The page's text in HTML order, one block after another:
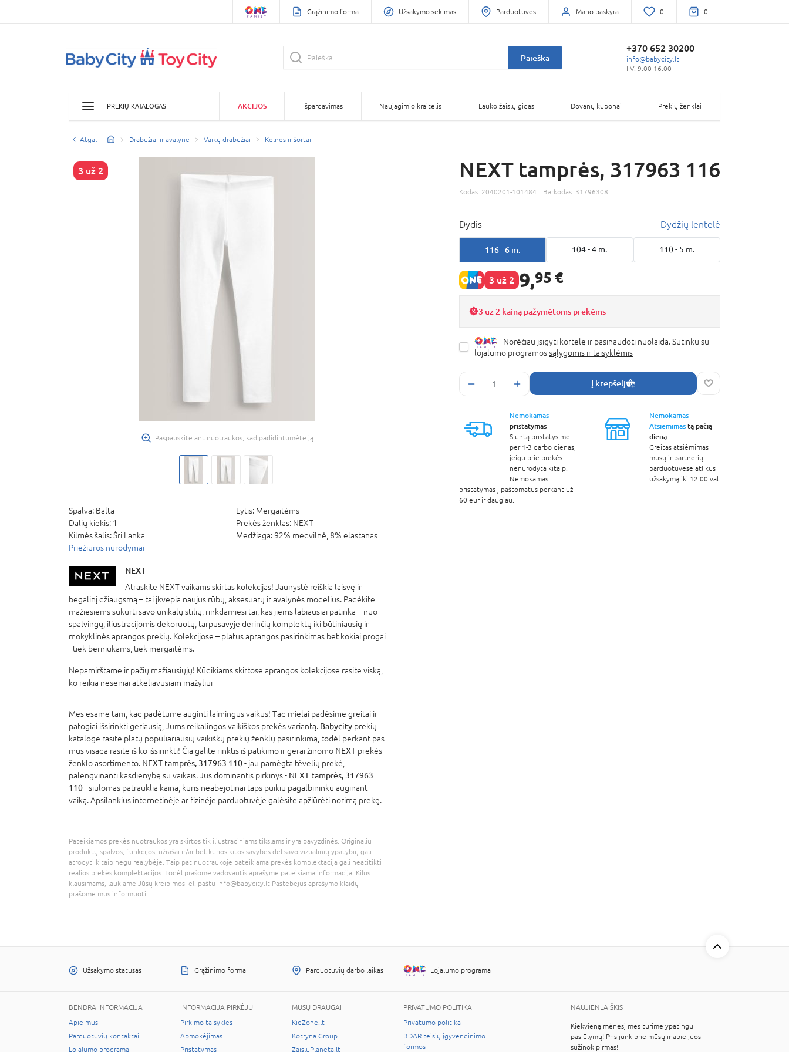
Grąžinimo forma Užsakymo sekimas Parduotuvės Mano paskyra 0 0
Paieška
+370 652 30200
info@babycity.lt
I-V: 9:00-16:00
PREKIŲ KATALOGAS AKCIJOS Išpardavimas Naujagimio kraitelis Lauko žaislų gidas Dovanų kuponai Prekių ženklai
Atgal Drabužiai ir avalynė Vaikų drabužiai Kelnės ir šortai
3 už 2
Paspauskite ant nuotraukos, kad padidintumėte ją
Spalva: Balta Lytis: Mergaitėms
Dalių kiekis: 1 Prekės ženklas: NEXT
Kilmės šalis:Šri Lanka Medžiaga: 92% medvilnė, 8% elastanas
Priežiūros nurodymai
NEXT
Atraskite NEXT vaikams skirtas kolekcijas! Jaunystė reiškia laisvę ir
begalinį džiaugsmą – tai įkvepia naujus rūbų, aksesuarų ir avalynės modelius. Padėkite
mažiesiems sukurti savo unikalų stilių, rinkdamiesi tai, kas jiems labiausiai patinka – nuo
spalvingų, iliustracijomis dekoruotų, tarpusavyje derinčių komplektų iki būtiniausių ir
mokyklinės aprangos prekių. Kolekcijose – platus aprangos pasirinkimas bet kokiai progai
- tiek berniukams, tiek mergaitėms.
Nepamirštame ir pačių mažiausiųjų! Kūdikiams skirtose aprangos kolekcijose rasite viską,
ko reikia neseniai atkeliavusiam mažyliui
Mes esame tam, kad padėtume auginti laimingus vaikus! Tad mielai padėsime greitai ir
patogiai išsirinkti geriausią, Jums reikalingos vaikiškos prekės variantą. Babycity prekių
kataloge rasite platų populiariausių vaikiškų prekių ženklų pasirinkimą, todėl perkant pas
mus visada rasite iš ko išsirinkti! Čia galite rinktis iš patikimo ir gerai žinomo NEXT prekės
ženklo asortimento. NEXT tamprės, 317963 110- jau pamėgta tėvelių prekė,
palengvinanti kasdienybę su vaikais. Jus dominantis pirkinys - NEXT tamprės, 317963
110- siūlomas patrauklia kaina, kuris neabejotinai taps puikiu pagalbininku auginant
vaiką. Apsilankius internetinėje ar fizinėje parduotuvėje galėsite apžiūrėti norimą prekę.
Pateikiamos prekės nuotraukos yra skirtos tik iliustraciniams tikslams ir yra pavyzdinės. Originalių
produktų spalvos, funkcijos, užrašai ir/ar bet kurios kitos savybės dėl savo vizualinių ypatybių gali
atrodyti kitaip negu realybėje. Taip pat nuotraukoje pateikiama prekės komplektacija gali neatitikti
realios prekės komplektacijos. Todėl prašome vadovautis aprašyme pateikiama informacija. Kilus
klausimams, laukiame Jūsų kreipimosi el. paštu info@babycity.lt Pastebėjus aprašymo klaidų
prašome mus informuoti.
NEXT tamprės, 317963 116
Kodas: 2040201-101484 Barkodas: 31796308
Dydis Dydžių lentelė
116 - 6 m. 104 - 4 m. 110 - 5 m.
3 už 2 9,95 €
3 uz 2 kainą pažymėtoms prekėms
Norėčiau įsigyti kortelę ir pasinaudoti nuolaida. Sutinku su
lojalumo programossąlygomis ir taisyklėmis
Į krepšelį
Nemokamas
pristatymas
Siuntą pristatysime
per 1-3 darbo dienas,
jeigu prie prekės
nenurodyta kitaip.
Nemokamas
pristatymas į paštomatus perkant už
60 eur ir daugiau.
Nemokamas
Atsiėmimastą pačią
dieną.
Greitas atsiėmimas
mūsų ir partnerių
parduotuvėse atlikus
užsakymą iki 12:00 val.
Užsakymo statusas Grąžinimo forma Parduotuvių darbo laikas Lojalumo programa
BENDRA INFORMACIJA
Apie mus
Parduotuvių kontaktai
Lojalumo programa
INFORMACIJA PIRKĖJUI
Pirkimo taisyklės
Apmokėjimas
Pristatymas
MŪSŲ DRAUGAI
KidZone.lt
Kotryna Group
ZaisluPlaneta.lt
PRIVATUMO POLITIKA
Privatumo politika
BDAR teisių įgyvendinimo
formos
NAUJIENLAIŠKIS
Kiekvieną mėnesį mes turime ypatingų
pasiūlymų! Prisijunk prie mūsų ir apie juos
sužinok pirmas!